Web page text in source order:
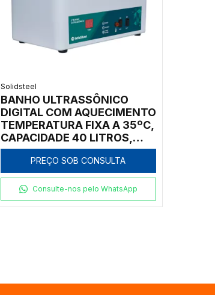
Solidsteel
BANHO ULTRASSÔNICO
DIGITAL COM AQUECIMENTO
TEMPERATURA FIXA A 35ºC,
CAPACIDADE 40 LITROS,
CUBA INTERNA EM AÇO
INOX, FREQUÊNCIA DE
TRABALHO 40KHZ, ALARME
DE FINAL DE CICLO E TIMER -
MODELO SSBU/40L
PREÇO SOB CONSULTA
Consulte-nos pelo WhatsApp